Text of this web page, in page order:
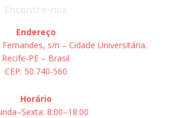
Endereço
s/n – Cidade Universitária.
Recife-PE – Brasil
CEP: 50.740-560
Horário
8:00–18:00